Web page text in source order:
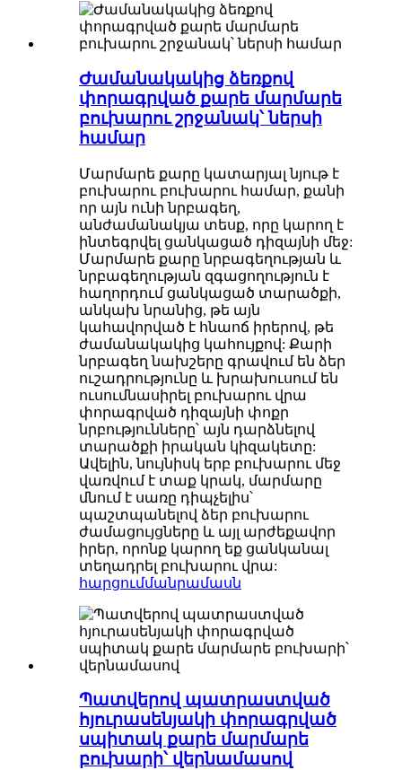
Ժամանակակից ձեռքով
փորագրված քարե մարմարե
բուխարու շրջանակ՝ ներսի
համար
Մարմարե քարը կատարյալ նյութ է
բուխարու բուխարու համար, քանի
որ այն ունի նրբագեղ,
անժամանակյա տեսք, որը կարող է
ինտեգրվել ցանկացած դիզայնի մեջ:
Մարմարե քարը նրբագեղության և
նրբագեղության զգացողություն է
հաղորդում ցանկացած տարածքի,
անկախ նրանից, թե այն
կահավորված է հնաոճ իրերով, թե
ժամանակակից կահույքով: Քարի
նրբագեղ նախշերը գրավում են ձեր
ուշադրությունը և խրախուսում են
ուսումնասիրել բուխարու վրա
փորագրված դիզայնի փոքր
նրբությունները՝ այն դարձնելով
տարածքի իրական կիզակետը:
Ավելին, նույնիսկ երբ բուխարու մեջ
վառվում է տաք կրակ, մարմարը
մնում է սառը դիպչելիս՝
պաշտպանելով ձեր բուխարու
ժամացույցները և այլ արժեքավոր
իրեր, որոնք կարող եք ցանկանալ
տեղադրել բուխարու վրա:
հարցումմանրամասն
Պատվերով պատրաստված
հյուրասենյակի փորագրված
սպիտակ քարե մարմարե
բուխարի՝ վերնամասով